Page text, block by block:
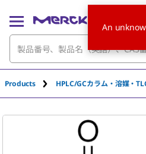
Products HPLC/GCカラム・溶媒・
An